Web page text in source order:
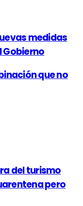
medidas
Gobierno
que no
del turismo
pero